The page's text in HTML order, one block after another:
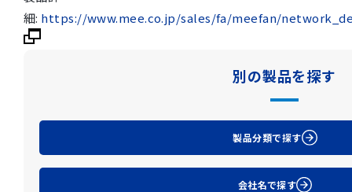
細: https://www.mee.co.jp/sales/fa/meefan/
別の製品を探す
製品分類で探す
会社名で探す